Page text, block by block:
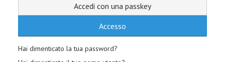
Accedi con una passkey
Accesso
Hai dimenticato la tua password?